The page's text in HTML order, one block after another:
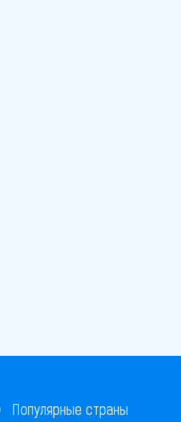
Популярные страны